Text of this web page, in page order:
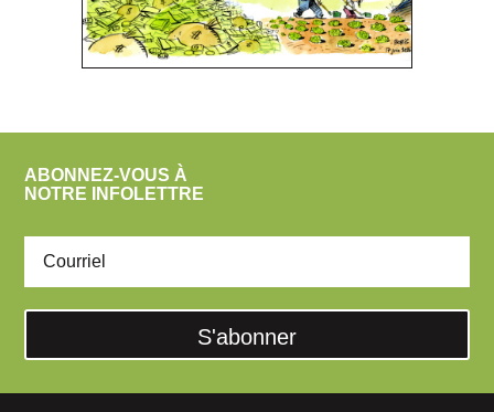
ABONNEZ-VOUS À
NOTRE INFOLETTRE
S'abonner